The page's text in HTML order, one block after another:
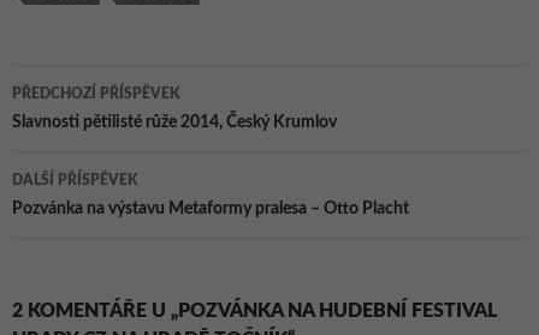
Navigace
pro
příspěvky
PŘEDCHOZÍ PŘÍSPĚVEK
Slavnosti pětilisté růže 2014, Český Krumlov
DALŠÍ PŘÍSPĚVEK
Pozvánka na výstavu Metaformy pralesa – Otto Placht
2 KOMENTÁŘE U „POZVÁNKA NA HUDEBNÍ FESTIVAL